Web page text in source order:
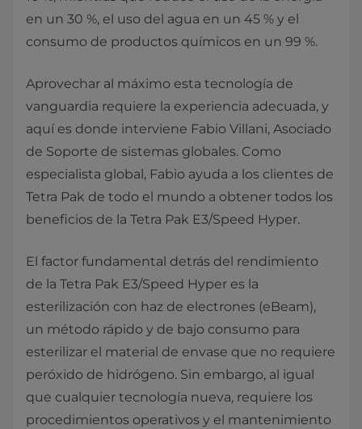
en un 30 %, el uso del agua en un 45 % y el
consumo de productos químicos en un 99 %.
Aprovechar al máximo esta tecnología de
vanguardia requiere la experiencia adecuada, y
aquí es donde interviene Fabio Villani, Asociado
de Soporte de sistemas globales. Como
especialista global, Fabio ayuda a los clientes de
Tetra Pak de todo el mundo a obtener todos los
beneficios de la Tetra Pak E3/Speed Hyper.
El factor fundamental detrás del rendimiento
de la Tetra Pak E3/Speed Hyper es la
esterilización con haz de electrones (eBeam),
un método rápido y de bajo consumo para
esterilizar el material de envase que no requiere
peróxido de hidrógeno. Sin embargo, al igual
que cualquier tecnología nueva, requiere los
procedimientos operativos y el mantenimiento